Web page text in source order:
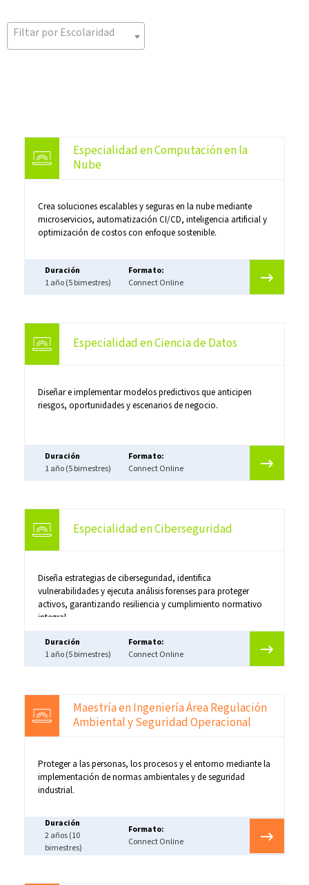
Filtar por Escolaridad
Especialidad en Computación en la
Nube
Crea soluciones escalables y seguras en la nube mediante
microservicios, automatización CI/CD, inteligencia artificial y
optimización de costos con enfoque sostenible.
Duración
1 año (5 bimestres)
Formato:
Connect Online
Especialidad en Ciencia de Datos
Diseñar e implementar modelos predictivos que anticipen
riesgos, oportunidades y escenarios de negocio.
Duración
1 año (5 bimestres)
Formato:
Connect Online
Especialidad en Ciberseguridad
Diseña estrategias de ciberseguridad, identifica
vulnerabilidades y ejecuta análisis forenses para proteger
activos, garantizando resiliencia y cumplimiento normativo
integral.
Duración
1 año (5 bimestres)
Formato:
Connect Online
Maestría en Ingeniería Área Regulación
Ambiental y Seguridad Operacional
Proteger a las personas, los procesos y el entorno mediante la
implementación de normas ambientales y de seguridad
industrial.
Duración
2 años (10
bimestres)
Formato:
Connect Online